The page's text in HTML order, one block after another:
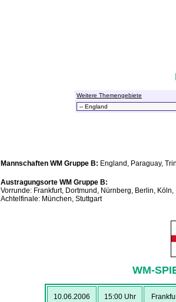
Weitere Themengebiete
Mannschaften WM Gruppe B: England, Paraguay,
Austragungsorte WM Gruppe B:
Vorrunde: Frankfurt, Dortmund, Nürnberg, Berlin,
Achtelfinale: München, Stuttgart
WM-
10.06.2006 15:00 Uhr